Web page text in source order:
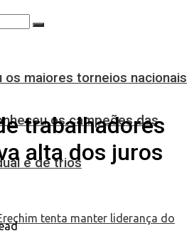
os maiores torneios nacionais
os campeões das
e de trios
trabalhadores
alta dos juros